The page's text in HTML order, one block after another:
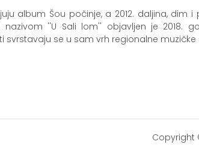
album Šou počinje, a 2012. daljina, dim i
''U Sali lom'' objavljen je 2018.
svrstavaju se u sam vrh regionalne muzičke
Copyright